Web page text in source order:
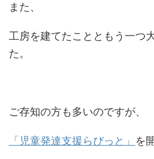
また、
工房を建てたことともう一つ
た。
ご存知の方も多いのですが、
「児童発達支援らびっと」 を